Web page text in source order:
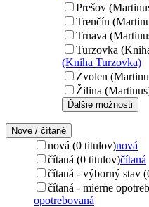
Prešov
Trenčín
Trnava
Turzovka
(Kniha Turzovka)
Zvolen
Žilina
Ďalšie možnosti
Nové / čítané
nová (0 titulov)nová
čítaná (0 titulov)čítaná
čítaná - výborný stav
čítaná - mierne
opotrebovaná